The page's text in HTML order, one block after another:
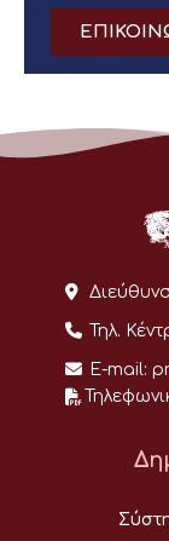
Τηλ.
E-mail: